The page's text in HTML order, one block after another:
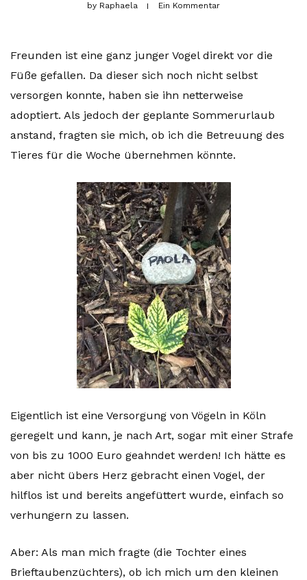
by Raphaela Ein Kommentar
Freunden ist eine ganz junger Vogel direkt vor die
Füße gefallen. Da dieser sich noch nicht selbst
versorgen konnte, haben sie ihn netterweise
adoptiert. Als jedoch der geplante Sommerurlaub
anstand, fragten sie mich, ob ich die Betreuung des
Tieres für die Woche übernehmen könnte.
Eigentlich ist eine Versorgung von Vögeln in Köln
geregelt und kann, je nach Art, sogar mit einer Strafe
von bis zu 1000 Euro geahndet werden! Ich hätte es
aber nicht übers Herz gebracht einen Vogel, der
hilflos ist und bereits angefüttert wurde, einfach so
verhungern zu lassen.
Aber: Als man mich fragte (die Tochter eines
Brieftaubenzüchters), ob ich mich um den kleinen